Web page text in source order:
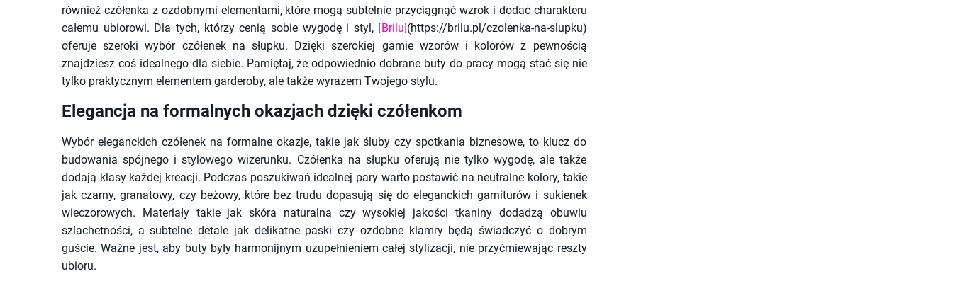
również czółenka z ozdobnymi elementami, które mogą subtelnie przyciągnąć wzrok i dodać charakteru
całemu ubiorowi. Dla tych, którzy cenią sobie wygodę i styl, [Brilu](https://brilu.pl/czolenka-na-slupku)
oferuje szeroki wybór czółenek na słupku. Dzięki szerokiej gamie wzorów i kolorów z pewnością
znajdziesz coś idealnego dla siebie. Pamiętaj, że odpowiednio dobrane buty do pracy mogą stać się nie
tylko praktycznym elementem garderoby, ale także wyrazem Twojego stylu.
Elegancja na formalnych okazjach dzięki czółenkom
Wybór eleganckich czółenek na formalne okazje, takie jak śluby czy spotkania biznesowe, to klucz do
budowania spójnego i stylowego wizerunku. Czółenka na słupku oferują nie tylko wygodę, ale także
dodają klasy każdej kreacji. Podczas poszukiwań idealnej pary warto postawić na neutralne kolory, takie
jak czarny, granatowy, czy beżowy, które bez trudu dopasują się do eleganckich garniturów i sukienek
wieczorowych. Materiały takie jak skóra naturalna czy wysokiej jakości tkaniny dodadzą obuwiu
szlachetności, a subtelne detale jak delikatne paski czy ozdobne klamry będą świadczyć o dobrym
guście. Ważne jest, aby buty były harmonijnym uzupełnieniem całej stylizacji, nie przyćmiewając reszty
ubioru.